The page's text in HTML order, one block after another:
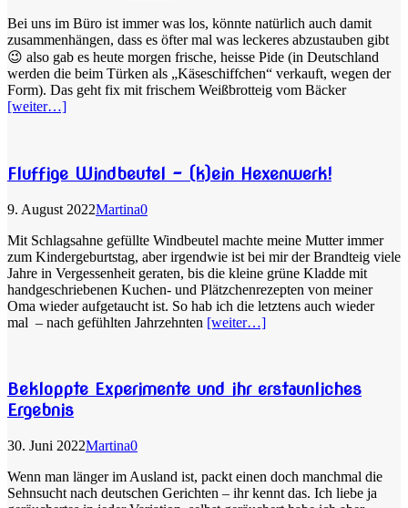
Bei uns im Büro ist immer was los, könnte natürlich auch damit
zusammenhängen, dass es öfter mal was leckeres abzustauben gibt
😉 also gab es heute morgen frische, heisse Pide (in Deutschland
werden die beim Türken als „Käseschiffchen“ verkauft, wegen der
Form). Das geht fix mit frischem Weißbrotteig vom Bäcker
[weiter…]
Fluffige Windbeutel – (k)ein Hexenwerk!
9. August 2022Martina0
Mit Schlagsahne gefüllte Windbeutel machte meine Mutter immer
zum Kindergeburtstag, aber irgendwie ist bei mir der Brandteig viele
Jahre in Vergessenheit geraten, bis die kleine grüne Kladde mit
handgeschriebenen Kuchen- und Plätzchenrezepten von meiner
Oma wieder aufgetaucht ist. So hab ich die letztens auch wieder
mal – nach gefühlten Jahrzehnten [weiter…]
Bekloppte Experimente und ihr erstaunliches
Ergebnis
30. Juni 2022Martina0
Wenn man länger im Ausland ist, packt einen doch manchmal die
Sehnsucht nach deutschen Gerichten – ihr kennt das. Ich liebe ja